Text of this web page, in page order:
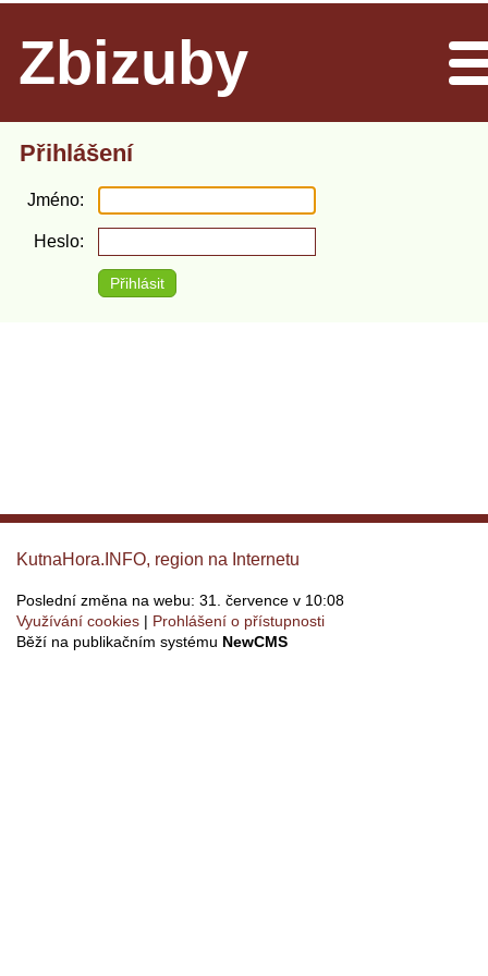
Zbizuby
Přihlášení
Jméno
Heslo
KutnaHora.INFO, region na Internetu
Poslední změna na webu: 31. července v 10:08
Využívání cookies
Prohlášení o přístupnosti
Běží na publikačním systému NewCMS